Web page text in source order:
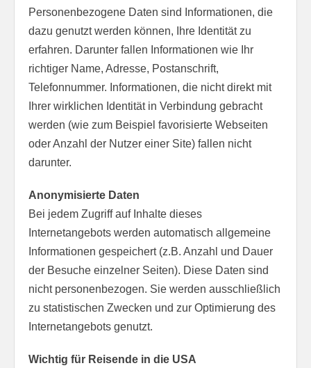
Personenbezogene Daten sind Informationen, die
dazu genutzt werden können, Ihre Identität zu
erfahren. Darunter fallen Informationen wie Ihr
richtiger Name, Adresse, Postanschrift,
Telefonnummer. Informationen, die nicht direkt mit
Ihrer wirklichen Identität in Verbindung gebracht
werden (wie zum Beispiel favorisierte Webseiten
oder Anzahl der Nutzer einer Site) fallen nicht
darunter.
Anonymisierte Daten
Bei jedem Zugriff auf Inhalte dieses
Internetangebots werden automatisch allgemeine
Informationen gespeichert (z.B. Anzahl und Dauer
der Besuche einzelner Seiten). Diese Daten sind
nicht personenbezogen. Sie werden ausschließlich
zu statistischen Zwecken und zur Optimierung des
Internetangebots genutzt.
Wichtig für Reisende in die USA